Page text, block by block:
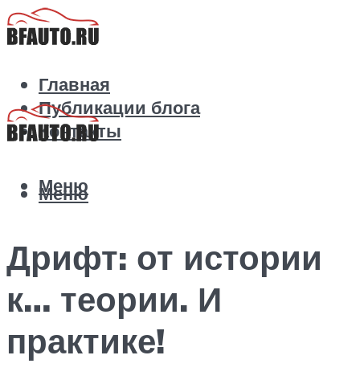
Главная
Публикации блога
Контакты
Меню
Меню
Дрифт: от истории
к… теории. И
практике!